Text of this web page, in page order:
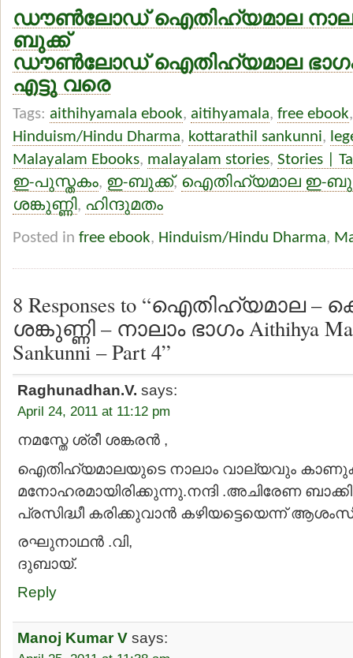
ഡൗണ്‍ലോഡ് ഐതിഹ്യമാല
ബുക്ക്
ഡൗണ്‍ലോഡ് ഐതിഹ്യമാല
എട്ടു വരെ
Tags: aithihyamala ebook, aitihyamala, free ebook
Hinduism/Hindu Dharma, kottarathil sankunni,
Malayalam Ebooks, malayalam stories, Stories |
ഇ-പുസ്തകം, ഇ-ബുക്ക്, ഐതിഹ്യമാല ഇ-
ശങ്കുണ്ണി , ഹിന്ദുമതം
Posted in free ebook, Hinduism/Hindu Dharma,
8 Responses to “ഐതിഹ്യമാല –
ശങ്കുണ്ണി – നാലാം ഭാഗം Aithihya
Sankunni – Part 4”
Raghunadhan.V. says:
April 24, 2011 at 11:12 pm
നമസ്തേ ശ്രീ ശങ്കരന്‍ ,
ഐതിഹ്യമാലയുടെ നാലാം വാല്യവും
മനോഹരമായിരിക്കുന്നു.നന്ദി .അചിരേണ
പ്രസിദ്ധീ കരിക്കുവാന്‍ കഴിയട്ടെയെന്ന്
രഘുനാഥന്‍ .വി,
ദുബായ്.
Reply
Manoj Kumar V says: